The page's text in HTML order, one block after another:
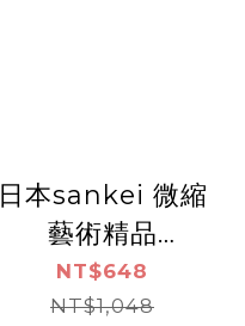
日本sankei 微縮
藝術精品
_【MP05-07】飛
行機用ハンガー
NT$648
NT$1,048